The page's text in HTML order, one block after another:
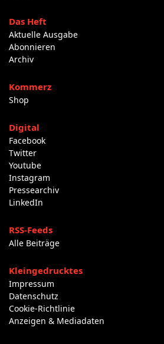
Das Heft
Aktuelle Ausgabe
Abonnieren
Archiv
Kommerz
Shop
Digital
Facebook
Twitter
Youtube
Instagram
Pressearchiv
LinkedIn
RSS-Feeds
Alle Beiträge
Kleingedrucktes
Impressum
Datenschutz
Cookie-Richtlinie
Anzeigen & Mediadaten